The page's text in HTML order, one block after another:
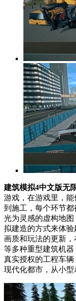
建筑模拟4中文版无
游戏，在游戏里，
到施工，每个环节
光为灵感的虚构地
拟建造的方式来体
画质和玩法的更新
等多种重型建筑机
真实授权的工程车
现代化都市，从小型